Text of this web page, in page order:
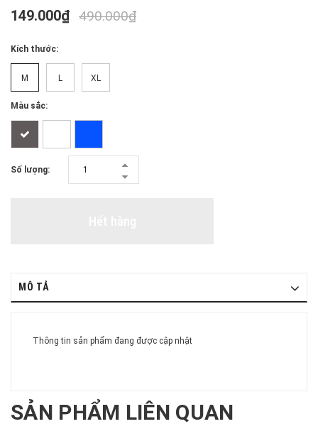
149.000₫ 490.000₫
Kích thước:
M L XL
Màu sắc:
Số lượng:
MÔ TẢ
Thông tin sản phẩm đang được cập nhật
SẢN PHẨM LIÊN QUAN